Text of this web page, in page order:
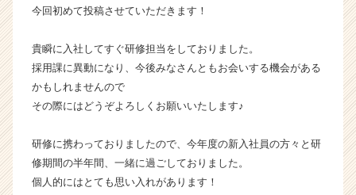
ャ
成
長
か
ス
カ
ウ
今回初めて投稿させていただきます！
貴瞬に入社してすぐ研修担当をしておりました。
採用課に異動になり、今後みなさんともお会いする機会がある
かもしれませんので
その際にはどうぞよろしくお願いいたします♪
研修に携わっておりましたので、今年度の新入社員の方々と研
修期間の半年間、一緒に過ごしておりました。
個人的にはとても思い入れがあります！